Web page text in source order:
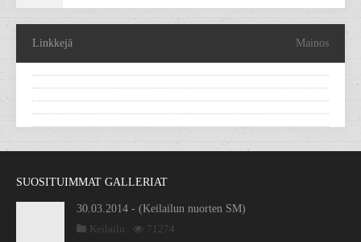
Linkkejä Mainos
SUOSITUIMMAT GALLERIAT
30.03.2014 - (Keilailun nuorten SM)
Keilailu
71274